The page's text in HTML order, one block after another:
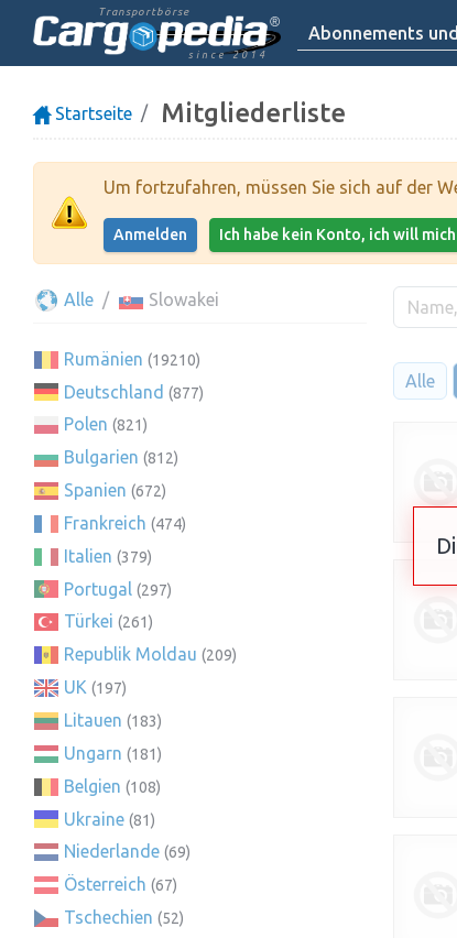
Transportbörse
since 2014
Abonnements
Startseite Mitgliederliste
Um fortzufahren, müssen Sie sich auf der
Anmelden Ich habe kein Konto, ich will
Alle Slowakei
Rumänien (19210)
Deutschland (877)
Polen (821)
Bulgarien (812)
Spanien (672)
Frankreich (474)
Italien (379)
Portugal (297)
Türkei (261)
Republik Moldau (209)
UK (197)
Litauen (183)
Ungarn (181)
Belgien (108)
Ukraine (81)
Niederlande (69)
Österreich (67)
Tschechien (52)
Alle